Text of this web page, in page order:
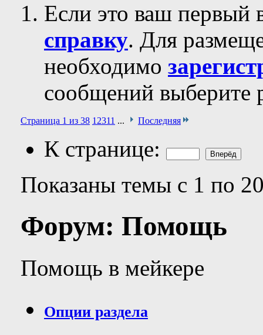
Если это ваш первый
справку. Для
необходимо
сообщений выберите
Страница 1 из 38 1 2311 ... Последняя
К странице:
Показаны темы с 1 по
Форум: Помощь
Помощь в мейкере
Опции раздела